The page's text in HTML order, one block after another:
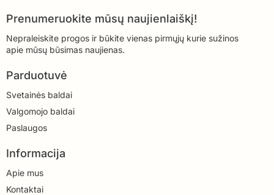
Prenumeruokite mūsų naujienlaiškį!
Nepraleiskite progos ir būkite vienas pirmųjų kurie sužinos
apie mūsų būsimas naujienas.
Parduotuvė
Svetainės baldai
Valgomojo baldai
Paslaugos
Informacija
Apie mus
Kontaktai